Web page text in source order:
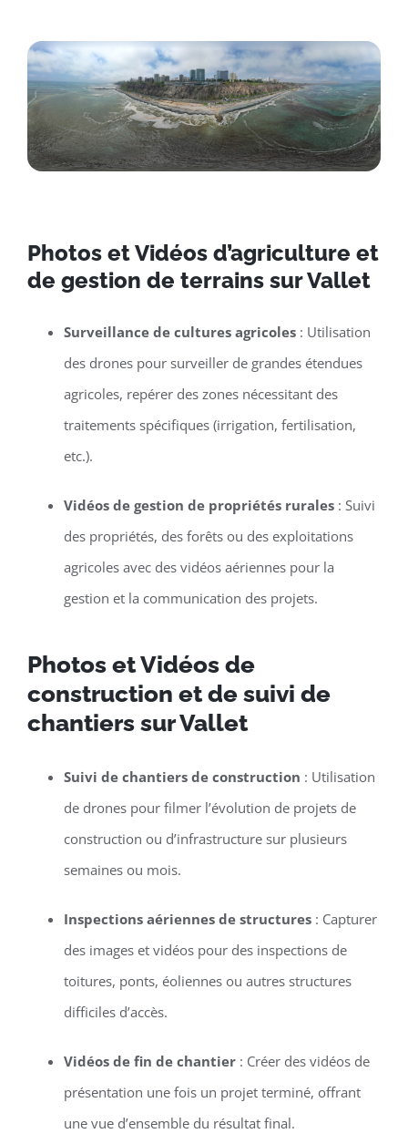
Photos et Vidéos d’agriculture et
de gestion de terrains sur Vallet
Surveillance de cultures agricoles: Utilisation
des drones pour surveiller de grandes étendues
agricoles, repérer des zones nécessitant des
traitements spécifiques (irrigation, fertilisation,
etc.).
Vidéos de gestion de propriétés rurales: Suivi
des propriétés, des forêts ou des exploitations
agricoles avec des vidéos aériennes pour la
gestion et la communication des projets.
Photos et Vidéos de
construction et de suivi de
chantiers sur Vallet
Suivi de chantiers de construction : Utilisation
de drones pour filmer l’évolution de projets de
construction ou d’infrastructure sur plusieurs
semaines ou mois.
Inspections aériennes de structures: Capturer
des images et vidéos pour des inspections de
toitures, ponts, éoliennes ou autres structures
difficiles d’accès.
Vidéos de fin de chantier: Créer des vidéos de
présentation une fois un projet terminé, offrant
une vue d’ensemble du résultat final.